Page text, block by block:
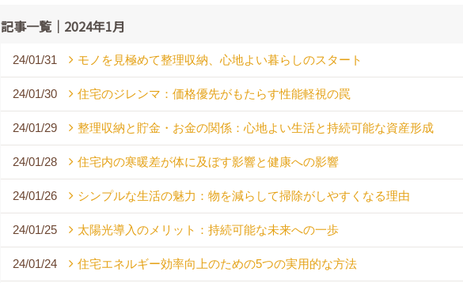
記事一覧｜2024年1月
24/01/31 モノを見極めて整理収納、心地よい暮らしのスタート
24/01/30 住宅のジレンマ：価格優先がもたらす性能軽視の罠
24/01/29 整理収納と貯金・お金の関係：心地よい生活と持続可能な資産形成
24/01/28 住宅内の寒暖差が体に及ぼす影響と健康への影響
24/01/26 シンプルな生活の魅力：物を減らして掃除がしやすくなる理由
24/01/25 太陽光導入のメリット：持続可能な未来への一歩
24/01/24 住宅エネルギー効率向上のための5つの実用的な方法